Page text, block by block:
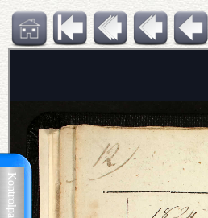
Kontrolpanel